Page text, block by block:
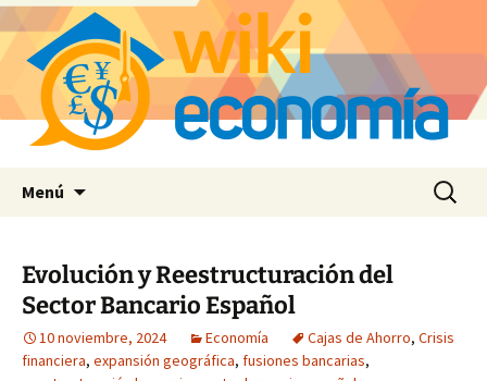
Menú Buscar:
Evolución y Reestructuración del
Sector Bancario Español
10 noviembre, 2024 Economía Cajas de Ahorro, Crisis
financiera, expansión geográfica, fusiones bancarias,